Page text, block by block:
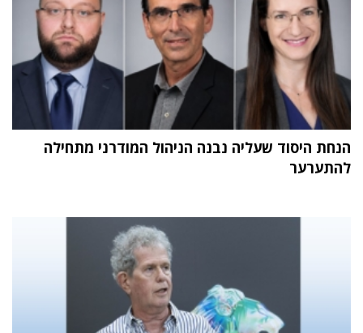
הנחת היסוד שעליה נבנה הניהול המודרני מתחילה
להתערער